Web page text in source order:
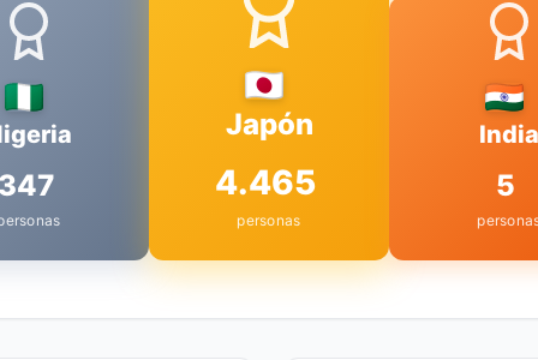
Japón
4.465
personas
India
5